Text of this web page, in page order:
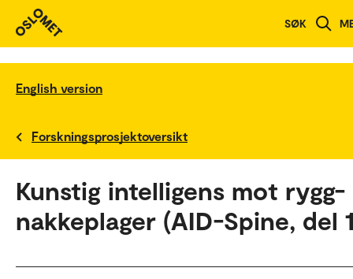
SØK
English version
Forskningsprosjektoversikt
Kunstig intelligens mot rygg-
nakkeplager (AID-Spine, del